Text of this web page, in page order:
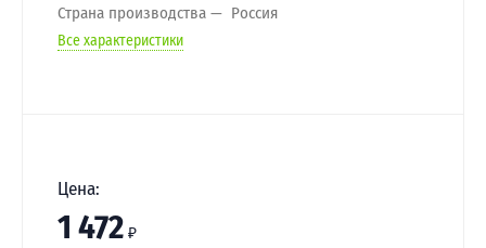
Страна производства
Россия
Все характеристики
Цена:
1 472 ₽